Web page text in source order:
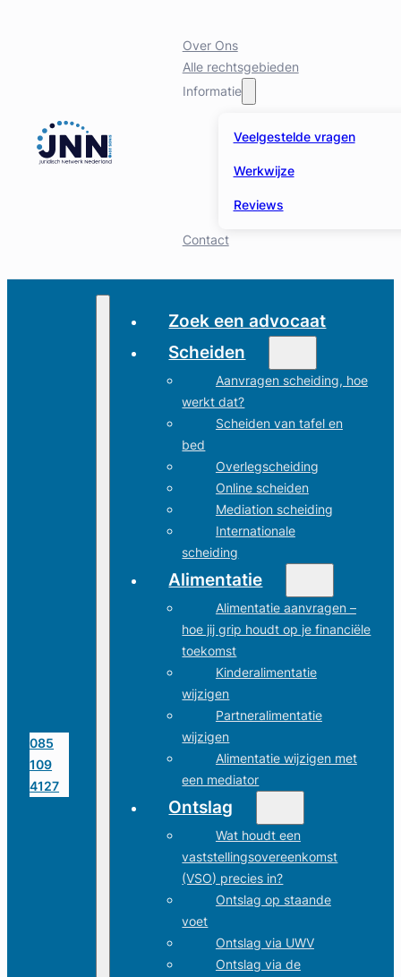
Over Ons
Alle rechtsgebieden
Informatie
Veelgestelde vragen
Werkwijze
Reviews
Contact
085
109
4127
Zoek een advocaat
Scheiden
Aanvragen scheiding, hoe
werkt dat?
Scheiden van tafel en
bed
Overlegscheiding
Online scheiden
Mediation scheiding
Internationale
scheiding
Alimentatie
Alimentatie aanvragen –
hoe jij grip houdt op je financiële
toekomst
Kinderalimentatie
wijzigen
Partneralimentatie
wijzigen
Alimentatie wijzigen met
een mediator
Ontslag
Wat houdt een
vaststellingsovereenkomst
(VSO) precies in?
Ontslag op staande
voet
Ontslag via UWV
Ontslag via de